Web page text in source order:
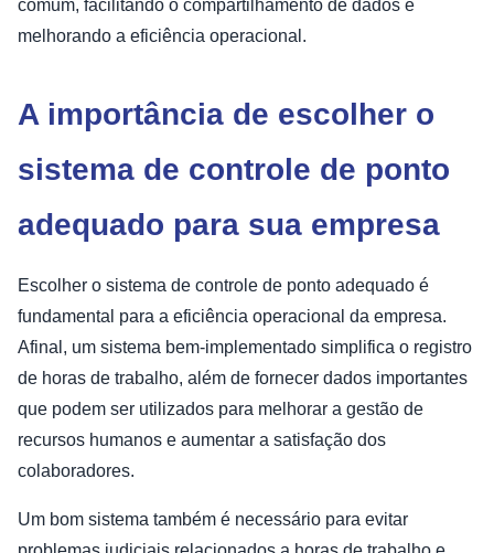
comum, facilitando o compartilhamento de dados e
melhorando a eficiência operacional.
A importância de escolher o
sistema de controle de ponto
adequado para sua empresa
Escolher o sistema de controle de ponto adequado é
fundamental para a eficiência operacional da empresa.
Afinal, um sistema bem-implementado simplifica o registro
de horas de trabalho, além de fornecer dados importantes
que podem ser utilizados para melhorar a gestão de
recursos humanos e aumentar a satisfação dos
colaboradores.
Um bom sistema também é necessário para evitar